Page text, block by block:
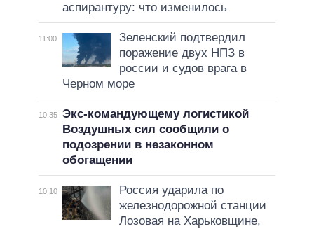
аспирантуру: что изменилось
11:00
Зеленский подтвердил
поражение двух НПЗ в
россии и судов врага в
Черном море
10:35 Экс-командующему логистикой
Воздушных сил сообщили о
подозрении в незаконном
обогащении
10:10
Россия ударила по
железнодорожной станции
Лозовая на Харьковщине,